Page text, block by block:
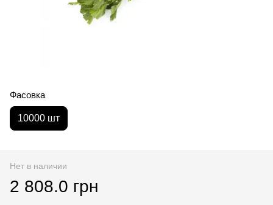
Фасовка
10000 шт
Нет в наличии
2 808.0 грн